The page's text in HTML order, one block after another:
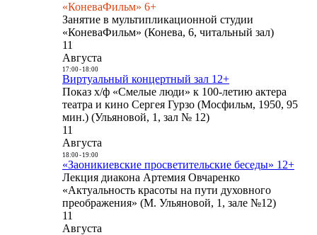
«КоневаФильм» 6+
Занятие в мультипликационной студии
«КоневаФильм» (Конева, 6, читальный зал)
11
Августа
17:00- 18:00
Виртуальный концертный зал 12+
Показ х/ф «Смелые люди» к 100-летию актера
театра и кино Сергея Гурзо (Мосфильм, 1950, 95
мин.) (Ульяновой, 1, зал № 12)
11
Августа
18:00- 19:00
«Заоникиевские просветительские беседы» 12+
Лекция диакона Артемия Овчаренко
«Актуальность красоты на пути духовного
преображения» (М. Ульяновой, 1, зале №12)
11
Августа